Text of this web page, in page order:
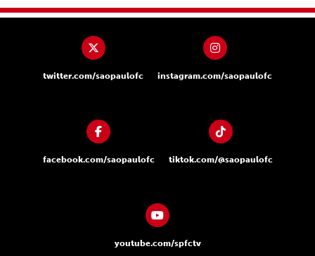
twitter.com/saopaulofc instagram.com/saopaulofc
facebook.com/saopaulofc tiktok.com/@saopaulofc
youtube.com/spfctv